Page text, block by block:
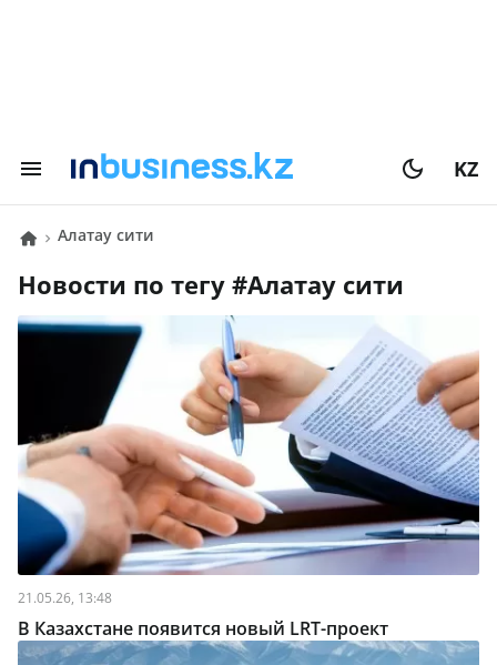
KZ
Алатау сити
Новости по тегу # Алатау сити
21.05.26, 13:48
В Казахстане появится новый LRT-проект